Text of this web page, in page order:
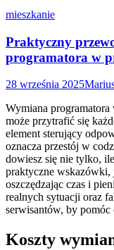
mieszkanie
Praktyczny
programatora w
28 września 2025
Wymiana
może przytrafić się
element sterujący
oznacza przestój w
dowiesz się nie tylko,
praktyczne wskazówki,
oszczędzając czas i
realnych sytuacji oraz
serwisantów, by
Koszty